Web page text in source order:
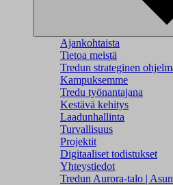
Ajankohtaista
Tietoa meistä
Tredun strateginen
Kampuksemme
Tredu työnantajana
Kestävä kehitys
Laadunhallinta
Turvallisuus
Projektit
Digitaaliset todistukset
Yhteystiedot
Tredun Aurora-talo |